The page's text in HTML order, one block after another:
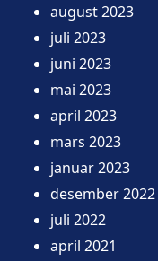
august 2023
juli 2023
juni 2023
mai 2023
april 2023
mars 2023
januar 2023
desember 2022
juli 2022
april 2021